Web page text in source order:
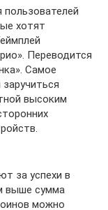
хотят
Переводится
Самое
высоким
за успехи в
выше сумма
можно